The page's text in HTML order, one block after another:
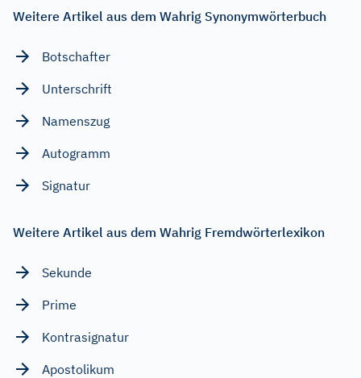
Weitere Artikel aus dem Wahrig Synonymwörterbuch
Botschafter
Unterschrift
Namenszug
Autogramm
Signatur
Weitere Artikel aus dem Wahrig Fremdwörterlexikon
Sekunde
Prime
Kontrasignatur
Apostolikum